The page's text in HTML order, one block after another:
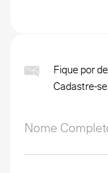
Fique por
Cadastre-